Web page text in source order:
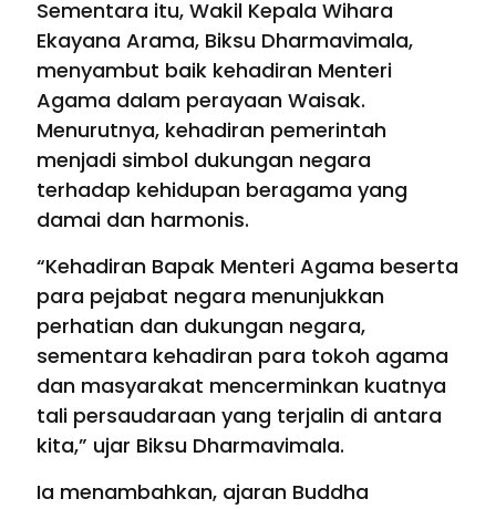
Sementara itu, Wakil Kepala Wihara
Ekayana Arama, Biksu Dharmavimala,
menyambut baik kehadiran Menteri
Agama dalam perayaan Waisak.
Menurutnya, kehadiran pemerintah
menjadi simbol dukungan negara
terhadap kehidupan beragama yang
damai dan harmonis.
“Kehadiran Bapak Menteri Agama beserta
para pejabat negara menunjukkan
perhatian dan dukungan negara,
sementara kehadiran para tokoh agama
dan masyarakat mencerminkan kuatnya
tali persaudaraan yang terjalin di antara
kita,” ujar Biksu Dharmavimala.
Ia menambahkan, ajaran Buddha